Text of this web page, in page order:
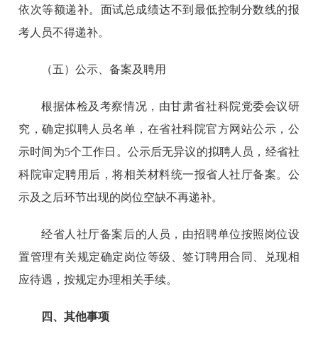
依次等额递补。面试总成绩达不到最低控制分数线的报
考人员不得递补。
（五）公示、备案及聘用
根据体检及考察情况，由甘肃省社科院党委会议研
究，确定拟聘人员名单，在省社科院官方网站公示，公
示时间为5个工作日。公示后无异议的拟聘人员，经省社
科院审定聘用后，将相关材料统一报省人社厅备案。公
示及之后环节出现的岗位空缺不再递补。
经省人社厅备案后的人员，由招聘单位按照岗位设
置管理有关规定确定岗位等级、签订聘用合同、兑现相
应待遇，按规定办理相关手续。
四、其他事项